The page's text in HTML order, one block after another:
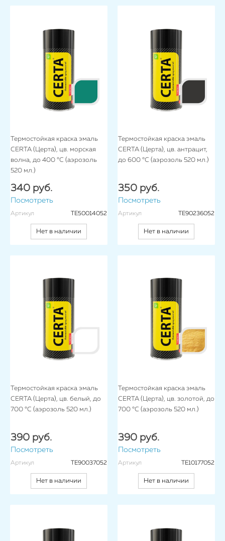
Термостойкая краска эмаль
CERTA (Церта), цв. морская
волна, до 400 °C (аэрозоль
520 мл.)
340 руб.
Посмотреть
Артикул TE50014052
Нет в наличии
Термостойкая краска эмаль
CERTA (Церта), цв. антрацит,
до 600 °C (аэрозоль 520 мл.)
350 руб.
Посмотреть
Артикул TE90236052
Нет в наличии
Термостойкая краска эмаль
CERTA (Церта), цв. белый, до
700 °C (аэрозоль 520 мл.)
390 руб.
Посмотреть
Артикул TE90037052
Нет в наличии
Термостойкая краска эмаль
CERTA (Церта), цв. золотой, до
700 °C (аэрозоль 520 мл.)
390 руб.
Посмотреть
Артикул TE10177052
Нет в наличии